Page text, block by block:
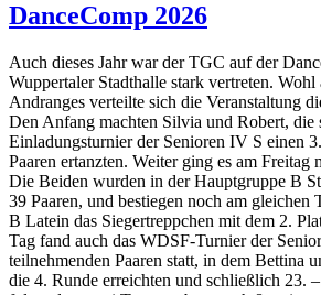
DanceComp 2026
Auch dieses Jahr war der TGC auf der
Wuppertaler Stadthalle stark vertreten. Wohl
Andranges verteilte sich die Veranstaltung
Den Anfang machten Silvia und Robert, die
Einladungsturnier der Senioren IV S einen
Paaren ertanzten. Weiter ging es am
Die Beiden wurden in der Hauptgruppe B
39 Paaren, und bestiegen noch am gleichen
B Latein das Siegertreppchen mit dem 2.
Tag fand auch das WDSF-Turnier der
teilnehmenden Paaren statt, in dem Bettina
die 4. Runde erreichten und schließlich 23.